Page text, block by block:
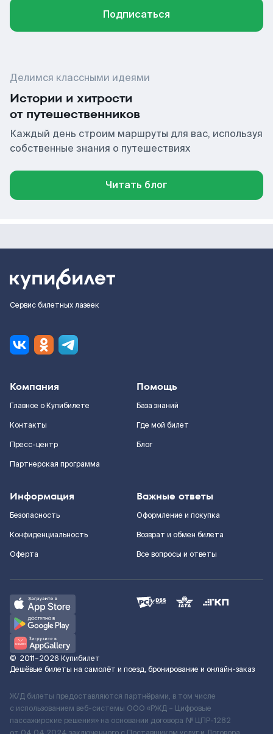
Подписаться
Делимся классными идеями
Истории и хитрости
от путешественников
Каждый день строим маршруты для вас, используя
собственные знания о путешествиях
Читать блог
Сервис билетных лазеек
Компания
Главное о Купибилете
Контакты
Пресс-центр
Партнерская программа
Помощь
База знаний
Где мой билет
Блог
Информация
Безопасность
Конфиденциальность
Оферта
Важные ответы
Оформление и покупка
Возврат и обмен билета
Все вопросы и ответы
© 2011–2026 Купибилет
Дешёвые билеты на самолёт и поезд, бронирование и онлайн-заказ
Ж/Д билеты предоставляются партнёрами, в том числе
с использованием веб-системы ООО «РЖД – Цифровые
пассажирские решения» на основании договора № ЦПР-1282